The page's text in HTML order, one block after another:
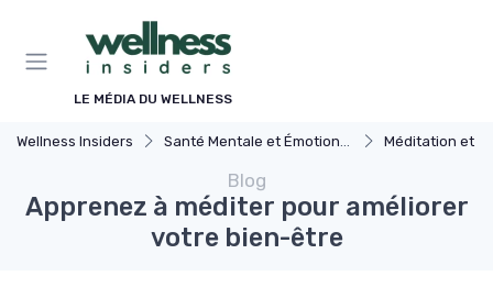
LE MÉDIA DU WELLNESS
Wellness Insiders Santé Mentale et Émotionnelle Méditation et
Blog
Apprenez à méditer pour améliorer
votre bien-être